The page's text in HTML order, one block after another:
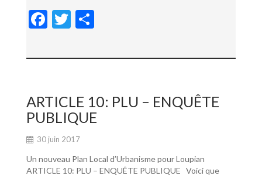
F
e
o
o
k
T
itt ta
er
ARTICLE 10: PLU – ENQUÊTE
PUBLIQUE
30 juin 2017
Un nouveau Plan Local d’Urbanisme pour Loupian
ARTICLE 10: PLU – ENQUÊTE PUBLIQUE Voici que